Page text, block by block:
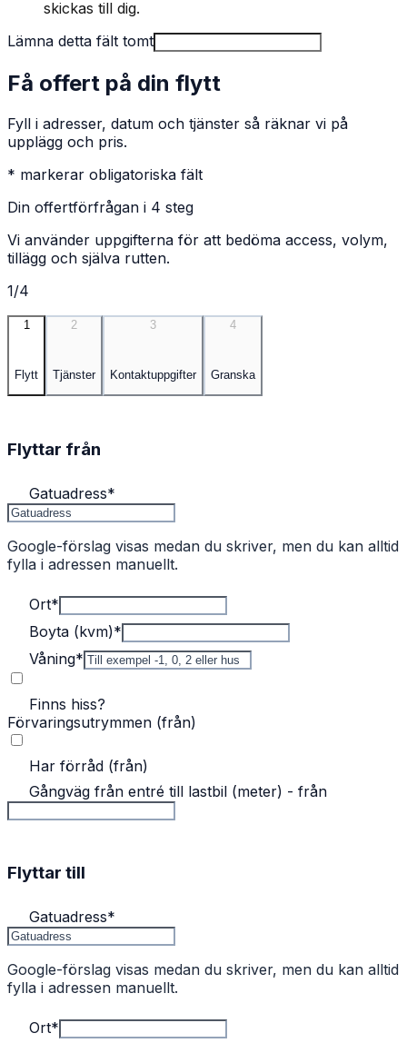
skickas till dig.
Lämna detta fält tomt
Få offert på din flytt
Fyll i adresser, datum och tjänster så räknar vi på
upplägg och pris.
* markerar obligatoriska fält
Din offertförfrågan i 4 steg
Vi använder uppgifterna för att bedöma access, volym,
tillägg och själva rutten.
1/4
1
Flytt
2
Tjänster
3
Kontaktuppgifter
4
Granska
Flyttar från
Gatuadress*
Google-förslag visas medan du skriver, men du kan alltid
fylla i adressen manuellt.
Ort*
Boyta (kvm)*
Våning*
Finns hiss?
Förvaringsutrymmen (från)
Har förråd (från)
Gångväg från entré till lastbil (meter) - från
Flyttar till
Gatuadress*
Google-förslag visas medan du skriver, men du kan alltid
fylla i adressen manuellt.
Ort*